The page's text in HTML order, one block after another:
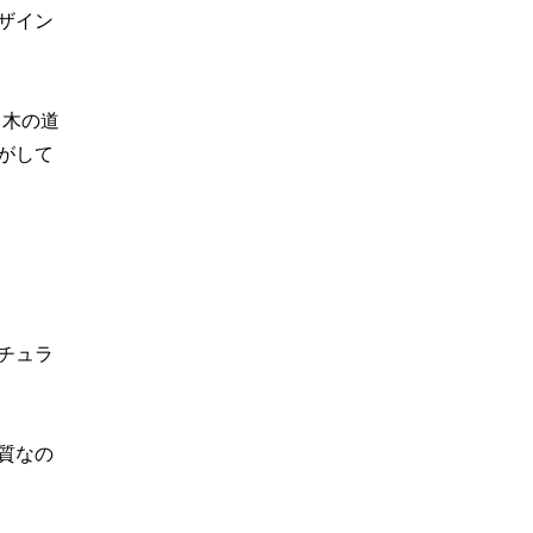
イン
の道
して
ュラ
なの